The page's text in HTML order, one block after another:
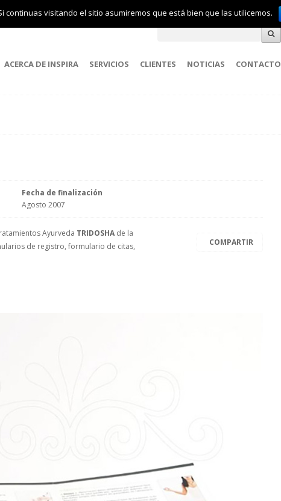
ACERCA DE INSPIRA SERVICIOS CLIENTES NOTICIAS CONTACTO
Fecha de finalización
Agosto 2007
Ayurveda TRIDOSHA de la
de registro, formulario de citas,
COMPARTIR
visitando el sitio asumiremos que está bien que las utilicemos.